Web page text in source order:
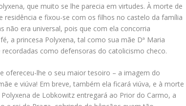
que muito se lhe parecia em virtudes. À morte de
residência e fixou-se com os filhos no castelo da família
não era universal, pois que com ela concorria
a princesa Polyxena, tal como sua mãe Dª Maria
como defensoras do catolicismo checo.
ofereceu-lhe o seu maior tesoiro – a imagem do
e viúva! Em breve, também ela ficará viúva, e à morte
de Lobkowitz entregará ao Prior do Carmo, a